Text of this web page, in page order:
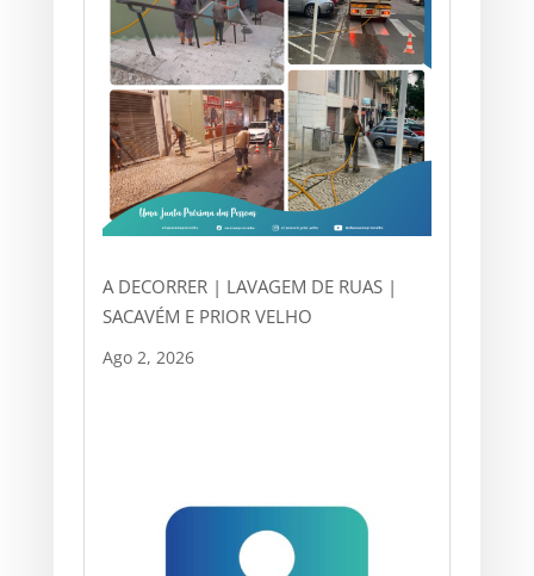
A DECORRER | LAVAGEM DE RUAS |
SACAVÉM E PRIOR VELHO
Ago 2, 2026